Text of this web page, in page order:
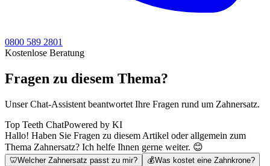
0800 589 2801
Kostenlose Beratung
Fragen zu diesem Thema?
Unser Chat-Assistent beantwortet Ihre Fragen rund um Zahnersatz.
Top Teeth ChatPowered by KI
Hallo! Haben Sie Fragen zu diesem Artikel oder allgemein zum
Thema Zahnersatz? Ich helfe Ihnen gerne weiter. 😊
🦷Welcher Zahnersatz passt zu mir? 💰Was kostet eine Zahnkrone?